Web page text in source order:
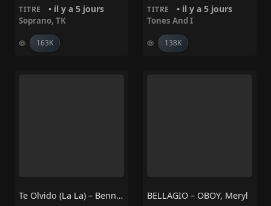
TITRE • il y a 5 jours
Soprano, TK
163K
TITRE • il y a 5 jours
Tones And I
138K
Te Olvido (La La) – Benny Blanco, Selena Gomez, Becky G BELLAGIO – OBOY, Meryl